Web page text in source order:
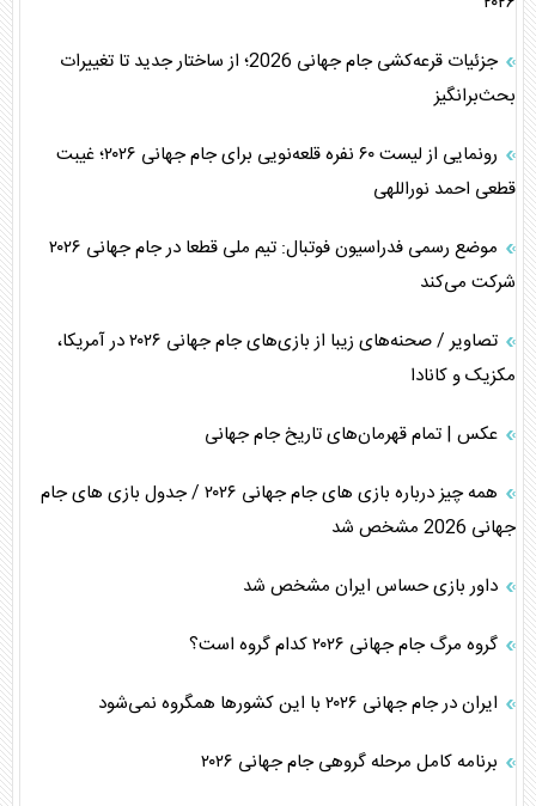
جزئیات قرعه‌کشی جام جهانی 2026؛ از ساختار جدید تا تغییرات
بحث‌برانگیز
رونمایی از لیست ۶۰ نفره قلعه‌نویی برای جام جهانی ۲۰۲۶؛ غیبت
قطعی احمد نوراللهی
موضع رسمی فدراسیون فوتبال: تیم ملی قطعا در جام جهانی ۲۰۲۶
شرکت می‌کند
تصاویر / صحنه‌های زیبا از بازی‌های جام جهانی ۲۰۲۶ در آمریکا،
مکزیک و کانادا
عکس | تمام قهرمان‌های تاریخ جام جهانی
همه چیز درباره بازی های جام جهانی ۲۰۲۶ / جدول بازی های جام
جهانی 2026 مشخص شد
داور بازی حساس ایران مشخص شد
گروه مرگ جام جهانی ۲۰۲۶ کدام گروه است؟
ایران در جام جهانی ۲۰۲۶ با این کشور‌ها همگروه نمی‌شود
برنامه کامل مرحله گروهی جام جهانی ۲۰۲۶